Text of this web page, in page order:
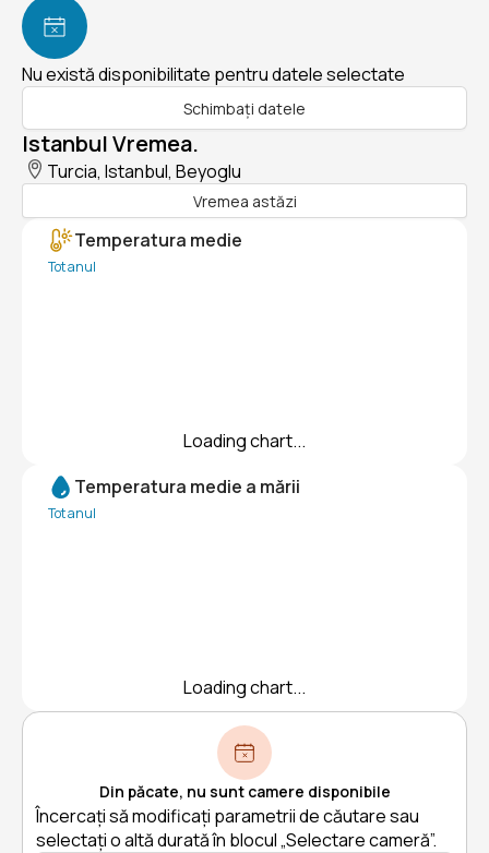
Nu există disponibilitate pentru datele selectate
Schimbați datele
Istanbul Vremea.
Turcia, Istanbul, Beyoglu
Vremea astăzi
Temperatura medie
Tot anul
Loading chart...
Temperatura medie a mării
Tot anul
Loading chart...
Din păcate, nu sunt camere disponibile
Încercați să modificați parametrii de căutare sau
selectați o altă durată în blocul „Selectare cameră”.